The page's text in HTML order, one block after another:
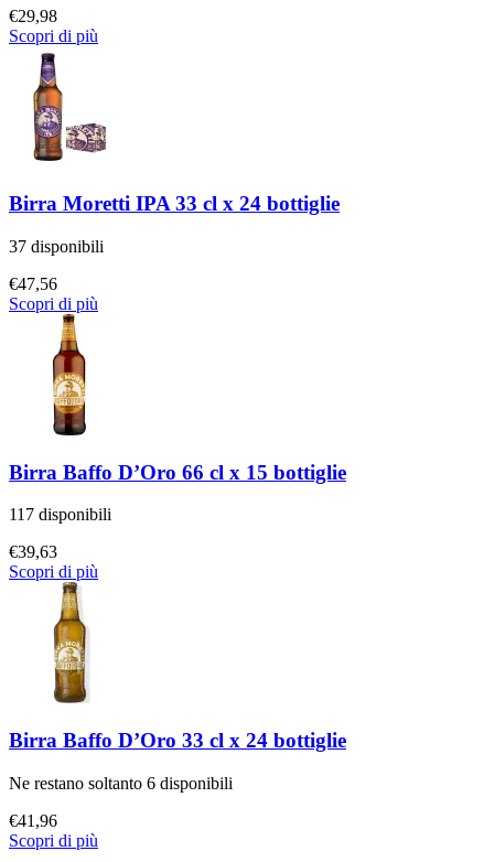
€29,98
Scopri di più
Birra Moretti IPA 33 cl x 24 bottiglie
37 disponibili
€47,56
Scopri di più
Birra Baffo D’Oro 66 cl x 15 bottiglie
117 disponibili
€39,63
Scopri di più
Birra Baffo D’Oro 33 cl x 24 bottiglie
Ne restano soltanto 6 disponibili
€41,96
Scopri di più